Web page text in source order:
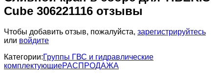
Cube 306221116 отзывы
Чтобы добавить отзыв, пожалуйста, зарегистрируйтесь
или войдите
Категории:Группы ГВС и гидравлические
комплектующиеРАСПРОДАЖА